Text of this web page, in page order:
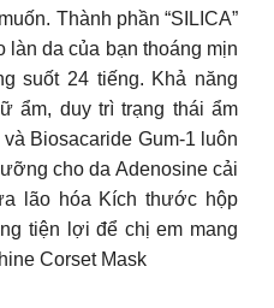
Thành phần “SILICA”
làn da của bạn thoáng mịn
suốt 24 tiếng. Khả năng
ẩm, duy trì trạng thái ẩm
Biosacaride Gum-1 luôn
cho da Adenosine cải
lão hóa Kích thước hộp
tiện lợi để chị em mang
Corset Mask